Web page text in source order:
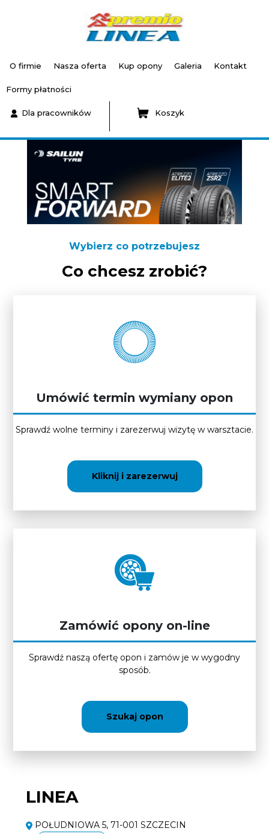
O firmie Nasza oferta Kup opony Galeria Kontakt
Formy płatności
Dla pracowników Koszyk
Wybierz co potrzebujesz
Co chcesz zrobić?
Umówić termin wymiany opon
Sprawdź wolne terminy i zarezerwuj wizytę w warsztacie.
Kliknij i zarezerwuj
Zamówić opony on-line
Sprawdź naszą ofertę opon i zamów je w wygodny
sposób.
Szukaj opon
LINEA
POŁUDNIOWA 5, 71-001 SZCZECIN